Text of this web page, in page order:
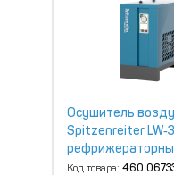
Осушитель
Spitzenreiter
Код товара: